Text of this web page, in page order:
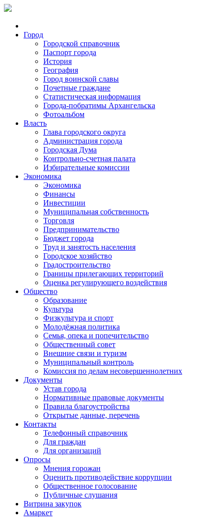
Город
Городской справочник
Паспорт города
История
География
Город воинской славы
Почетные граждане
Статистическая информация
Города-побратимы Архангельска
Фотоальбом
Власть
Глава городского округа
Администрация города
Городская Дума
Контрольно-счетная палата
Избирательные комиссии
Экономика
Экономика
Финансы
Инвестиции
Муниципальная собственность
Торговля
Предпринимательство
Бюджет города
Труд и занятость населения
Городское хозяйство
Градостроительство
Границы прилегающих территорий
Оценка регулирующего воздействия
Общество
Образование
Культура
Физкультура и спорт
Молодёжная политика
Семья, опека и попечительство
Общественный совет
Внешние связи и туризм
Муниципальный контроль
Комиссия по делам несовершеннолетних
Документы
Устав города
Нормативные правовые документы
Правила благоустройства
Открытые данные, перечень
Контакты
Телефонный справочник
Для граждан
Для организаций
Опросы
Мнения горожан
Оценить противодействие коррупции
Общественное голосование
Публичные слушания
Витрина закупок
Амаркет